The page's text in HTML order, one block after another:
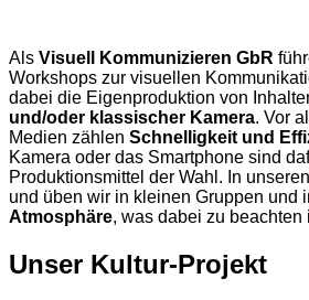
Als Visuell Kommunizieren GbR
Workshops zur visuellen
dabei die Eigenproduktion von
und/oder klassischer Kamera. Vor
Medien zählen Schnelligkeit und
Kamera oder das Smartphone sind
Produktionsmittel der Wahl. In
und üben wir in kleinen Gruppen und
Atmosphäre, was dabei zu beachten
Unser Kultur-Projekt